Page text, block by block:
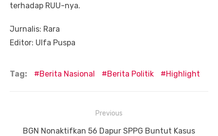
terhadap RUU-nya.
Jurnalis: Rara
Editor: Ulfa Puspa
Tag: Berita Nasional Berita Politik Highlight
pos
Previous
Previous
BGN Nonaktifkan 56 Dapur SPPG Buntut Kasus